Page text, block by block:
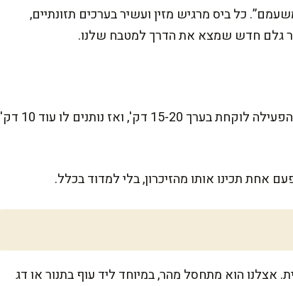
כל ביס מרגיש מזין ועשיר בערכים תזונתיים,
גלם חדש שמצא את הדרך למטבח שלנו.
זה מתכון שמרגיש מושלם לרגעים של “בא לי עכשיו משהו טוב”. ההכנה הפעילה לוקחת בערך 15-20 דק', ואז נותנים לו עוד 10 דק'
תכינו אותו מהזיכרון, בלי למדוד בכלל.
העיקרית. אצלנו הוא מתחסל מהר, במיוחד ליד עוף בתנור או דג